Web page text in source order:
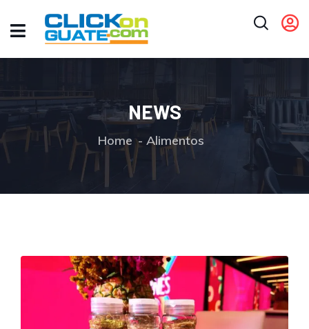
NEWS
Home Alimentos